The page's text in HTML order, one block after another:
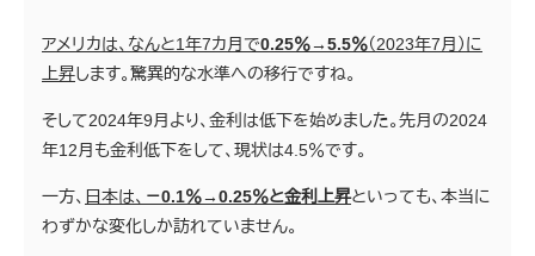
アメリカは、なんと1年7カ月で0.25％→5.5％（2023年7月）に
上昇します。驚異的な水準への移行ですね。
そして2024年9月より、金利は低下を始めました。先月の2024
年12月も金利低下をして、現状は4.5％です。
一方、 日本は、 －0.1％→0.25％と金利上昇といっても、本当に
わずかな変化しか訪れていません。